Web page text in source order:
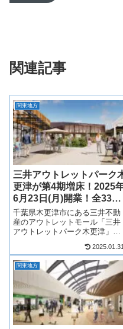
関連記事
関東地方
三井アウトレットパーク
更津が第4期増床！2025
6月23日(月)開業！全33テ
ナント一覧！最新情報も！
千葉県木更津市にある三井不動
産のアウトレットモール「三井
アウトレットパーク木更津」第4
業！第4期となる増床、増床エ
アは西側で約330店舗の店舗数
本一のアウトレットモールへと
拡大します！そんな、三井ア
ウ...
2025.01.31
関東地方